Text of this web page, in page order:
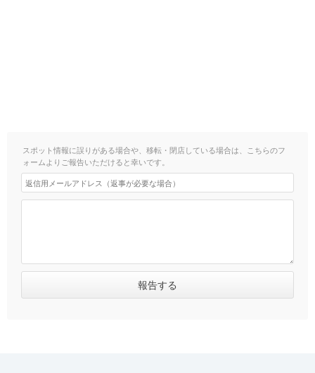
スポット情報に誤りがある場合や、移転・閉店している場合は、こちらのフ
ォームよりご報告いただけると幸いです。